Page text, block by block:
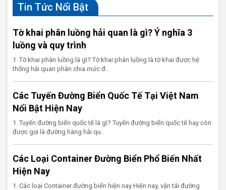
Tin Tức Nổi Bật
Tờ khai phân luồng hải quan là gì? Ý nghĩa 3
luồng và quy trình
1. Tờ khai phân luồng là gì? Tờ khai phân luồng là tờ khai được hệ
thống hải quan phân chia mức đ..
Các Tuyến Đường Biển Quốc Tế Tại Việt Nam
Nổi Bật Hiện Nay
1. Tuyến đường biển quốc tế là gì? Tuyến đường biển quốc tế hay còn
được gọi là đường hàng hải qu..
Các Loại Container Đường Biển Phổ Biến Nhất
Hiện Nay
1. Các loại Container đường biển hiện nay Hiện nay, vận tải đường